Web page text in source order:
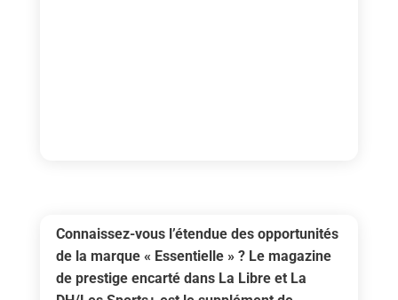
Connaissez-vous l’étendue des opportunités
de la marque « Essentielle » ? Le magazine
de prestige encarté dans La Libre et La